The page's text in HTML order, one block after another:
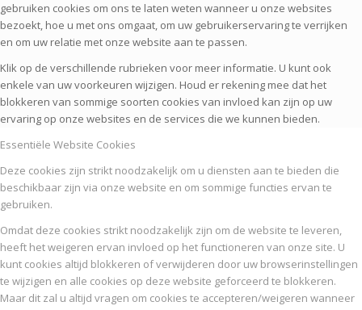
gebruiken cookies om ons te laten weten wanneer u onze websites
bezoekt, hoe u met ons omgaat, om uw gebruikerservaring te verrijken
en om uw relatie met onze website aan te passen.
Klik op de verschillende rubrieken voor meer informatie. U kunt ook
enkele van uw voorkeuren wijzigen. Houd er rekening mee dat het
blokkeren van sommige soorten cookies van invloed kan zijn op uw
ervaring op onze websites en de services die we kunnen bieden.
Essentiële Website Cookies
Deze cookies zijn strikt noodzakelijk om u diensten aan te bieden die
beschikbaar zijn via onze website en om sommige functies ervan te
gebruiken.
Omdat deze cookies strikt noodzakelijk zijn om de website te leveren,
heeft het weigeren ervan invloed op het functioneren van onze site. U
kunt cookies altijd blokkeren of verwijderen door uw browserinstellingen
te wijzigen en alle cookies op deze website geforceerd te blokkeren.
Maar dit zal u altijd vragen om cookies te accepteren/weigeren wanneer